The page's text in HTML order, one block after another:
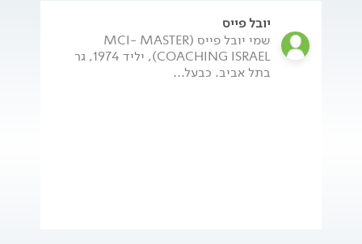
יובל פייס
שמי יובל פייס (MCI- MASTER
COACHING ISRAEL), יליד 1974, גר
בתל אביב. כבעל...